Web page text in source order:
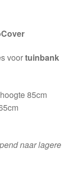
voortuinbank
85cm
naar lagere